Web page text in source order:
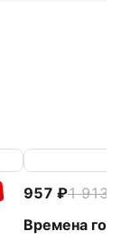
957 1 913
Времена